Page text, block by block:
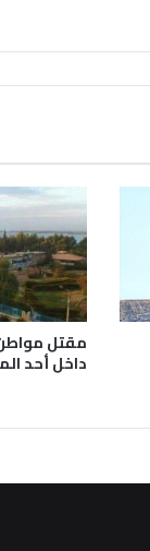
مقتل
داخل أحد